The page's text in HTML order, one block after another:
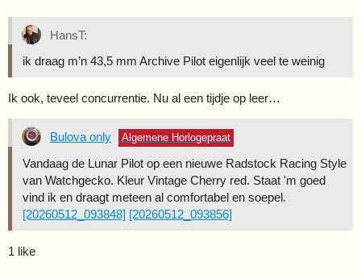
HansT:
ik draag m’n 43,5 mm Archive Pilot eigenlijk veel te weinig
Ik ook, teveel concurrentie. Nu al een tijdje op leer…
Bulova only Algemene Horlogepraat
Vandaag de Lunar Pilot op een nieuwe Radstock Racing Style
van Watchgecko. Kleur Vintage Cherry red. Staat 'm goed
vind ik en draagt meteen al comfortabel en soepel.
[20260512_093848] [20260512_093856]
1 like